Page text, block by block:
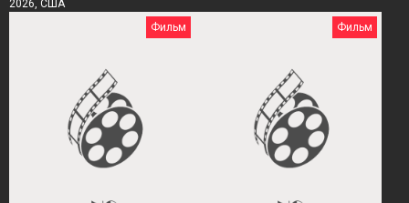
2026, США
Фильм Фильм